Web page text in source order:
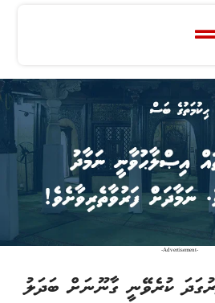
-Advertisement-
ކުރެވޭނީ ގާނޫނަށް ބަދަލު